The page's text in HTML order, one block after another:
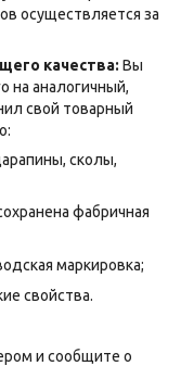
осуществляется за
качества: Вы
на аналогичный,
свой товарный
сколы,
фабричная
маркировка;
свойства.
и сообщите о